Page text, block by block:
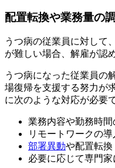
配置転換や業務量の
うつ病の従業員に対して
が難しい場合、解雇が認
うつ病になった従業員の
場復帰を支援する努力が
に次のような対応が必要
業務内容や勤務時間
リモートワークの導
部署異動や配置転換
必要に応じて専門